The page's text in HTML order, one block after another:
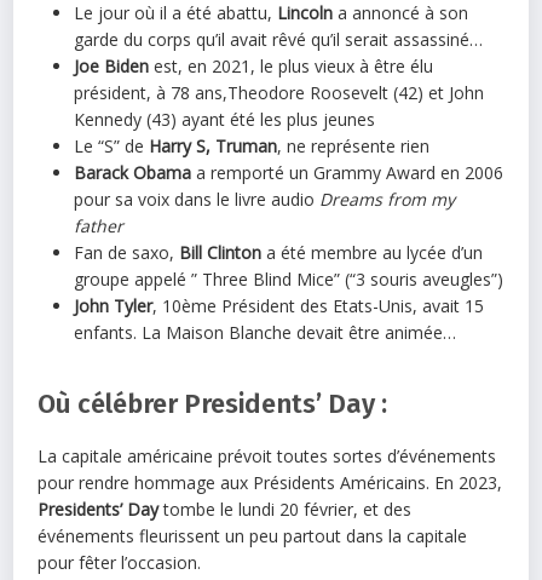
Le jour où il a été abattu, Lincoln a annoncé à son
garde du corps qu’il avait rêvé qu’il serait assassiné…
Joe Biden est, en 2021, le plus vieux à être élu
président, à 78 ans,Theodore Roosevelt (42) et John
Kennedy (43) ayant été les plus jeunes
Le “S” de Harry S, Truman, ne représente rien
Barack Obama a remporté un Grammy Award en 2006
pour sa voix dans le livre audio Dreams from my
father
Fan de saxo, Bill Clinton a été membre au lycée d’un
groupe appelé ” Three Blind Mice” (“3 souris aveugles”)
John Tyler, 10ème Président des Etats-Unis, avait 15
enfants. La Maison Blanche devait être animée…
Où célébrer Presidents’ Day :
La capitale américaine prévoit toutes sortes d’événements
pour rendre hommage aux Présidents Américains. En 2023,
Presidents’ Daytombe le lundi 20 février, et des
événements fleurissent un peu partout dans la capitale
pour fêter l’occasion.